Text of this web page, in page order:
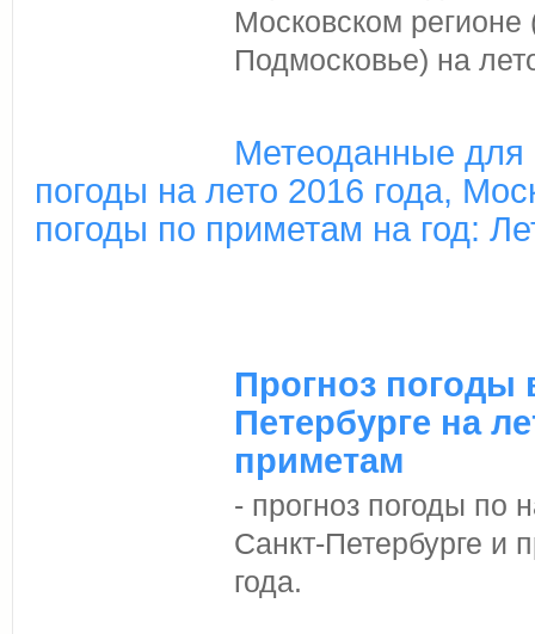
Московском
Подмосковье) на
Метеоданные для
погоды на лето 2016 года,
погоды по приметам на год:
Прогноз погоды
Петербурге на
приметам
- прогноз погоды по
Санкт-Петербурге и
года.